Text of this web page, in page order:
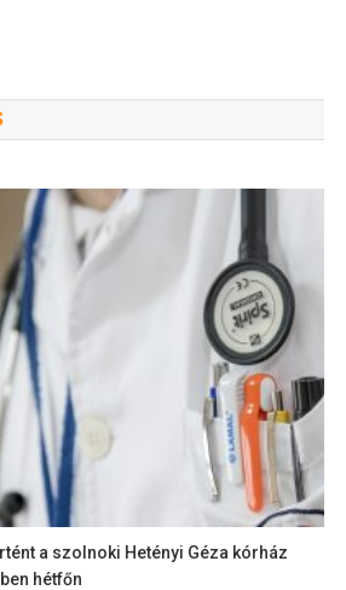
a szolnoki Hetényi Géza kórház
hétfőn